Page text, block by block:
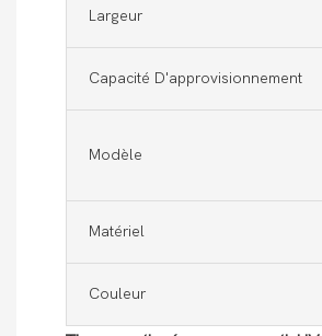
Largeur
Capacité D'approvisionnement
Modèle
Matériel
Couleur